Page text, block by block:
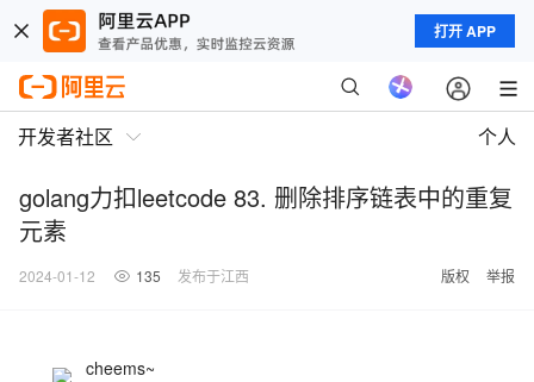
打开 APP
开发者社区 个人
golang力扣leetcode 83. 删除排序链表中的重复
元素
2024-01-12 135 发布于江西 版权 举报
cheems~